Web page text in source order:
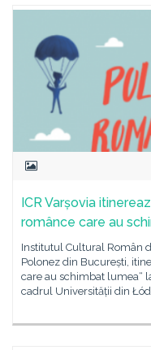
ICR Varșovia
românce care au
Institutul Cultural Român
Polonez din București,
care au schimbat lumea“
cadrul Universității din